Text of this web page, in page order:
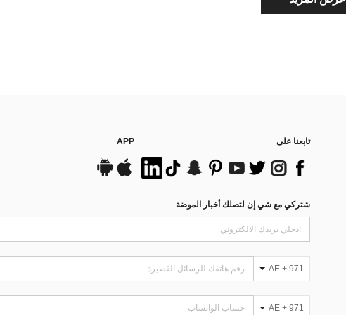
تابعنا على APP
شتركي مع شي إن لتصلك أخبار الموضة
AE + 971
AE + 971